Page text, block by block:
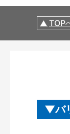
TOP
バ